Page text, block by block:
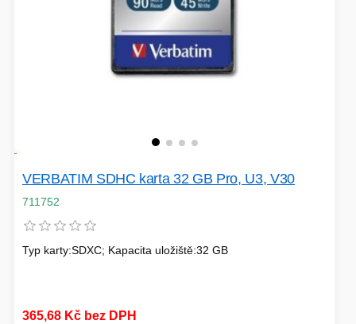
VERBATIM SDHC karta 32 GB Pro, U3, V30
711752
Typ karty:SDXC; Kapacita uložiště:32 GB
365,68 Kč bez DPH